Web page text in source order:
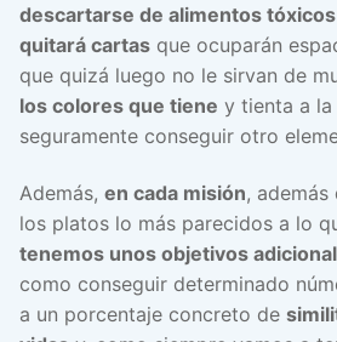
descartarse de alimentos tóxicos
quitará cartas que ocuparán
que quizá luego no le sirvan de
los colores que tiene y tienta a
seguramente conseguir otro
Además, en cada misión,
los platos lo más parecidos a lo
tenemos unos objetivos
como conseguir determinado
a un porcentaje concreto de